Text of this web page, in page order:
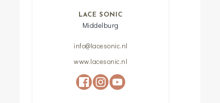
LACE SONIC
Middelburg
info@lacesonic.nl
www.lacesonic.nl